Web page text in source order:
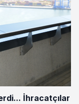
İhracatçılar